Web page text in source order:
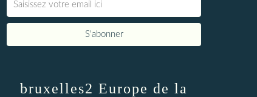
bruxelles2 Europe de la